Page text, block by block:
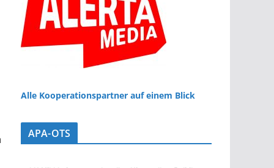
Alle Kooperationspartner auf einem Blick
APA-OTS